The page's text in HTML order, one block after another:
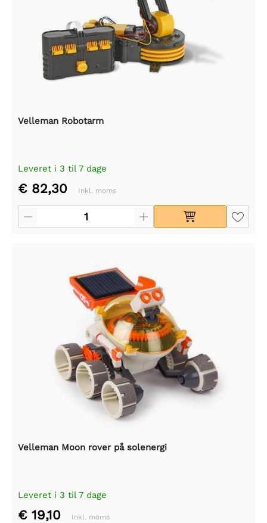
Velleman Robotarm
Leveret i 3 til 7 dage
€ 82,30 Inkl. moms
Velleman Moon rover på solenergi
Leveret i 3 til 7 dage
€ 19,10 Inkl. moms